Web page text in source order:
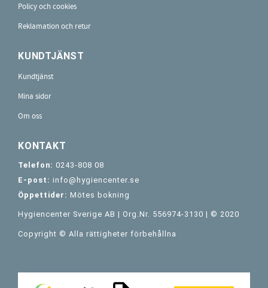
Policy och cookies
Reklamation och retur
KUNDTJÄNST
Kundtjänst
Mina sidor
Om oss
KONTAKT
Telefon: 0243-808 08
E-post: info@hygiencenter.se
Öppettider: Mötes bokning
Hygiencenter Sverige AB | Org.Nr. 556974-3130 | © 2020
Copyright © Alla rättigheter förbehållna